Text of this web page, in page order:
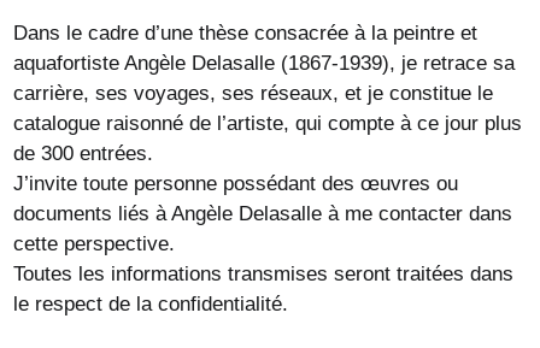
Dans le cadre d’une thèse consacrée à la peintre et
aquafortiste Angèle Delasalle (1867-1939), je retrace sa
carrière, ses voyages, ses réseaux, et je constitue le
catalogue raisonné de l’artiste, qui compte à ce jour plus
de 300 entrées.
J’invite toute personne possédant des œuvres ou
documents liés à Angèle Delasalle à me contacter dans
cette perspective.
Toutes les informations transmises seront traitées dans
le respect de la confidentialité.